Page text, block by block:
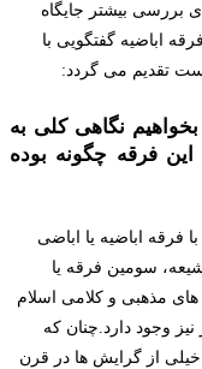
بررسی بیشتر جایگاه
اباضیه گفتگویی با
تقدیم می گردد:
نگاهی کلی به
فرقه چگونه بوده
فرقه اباضیه یا اباضی
سومین فرقه یا
مذهبی و کلامی اسلام
وجود دارد.چنان که
خیلی از گرایش ها در قرن